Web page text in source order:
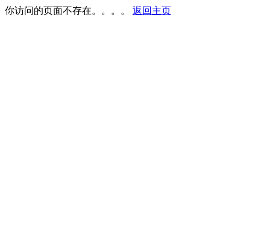
你访问的页面不存在。。。。 返回主页